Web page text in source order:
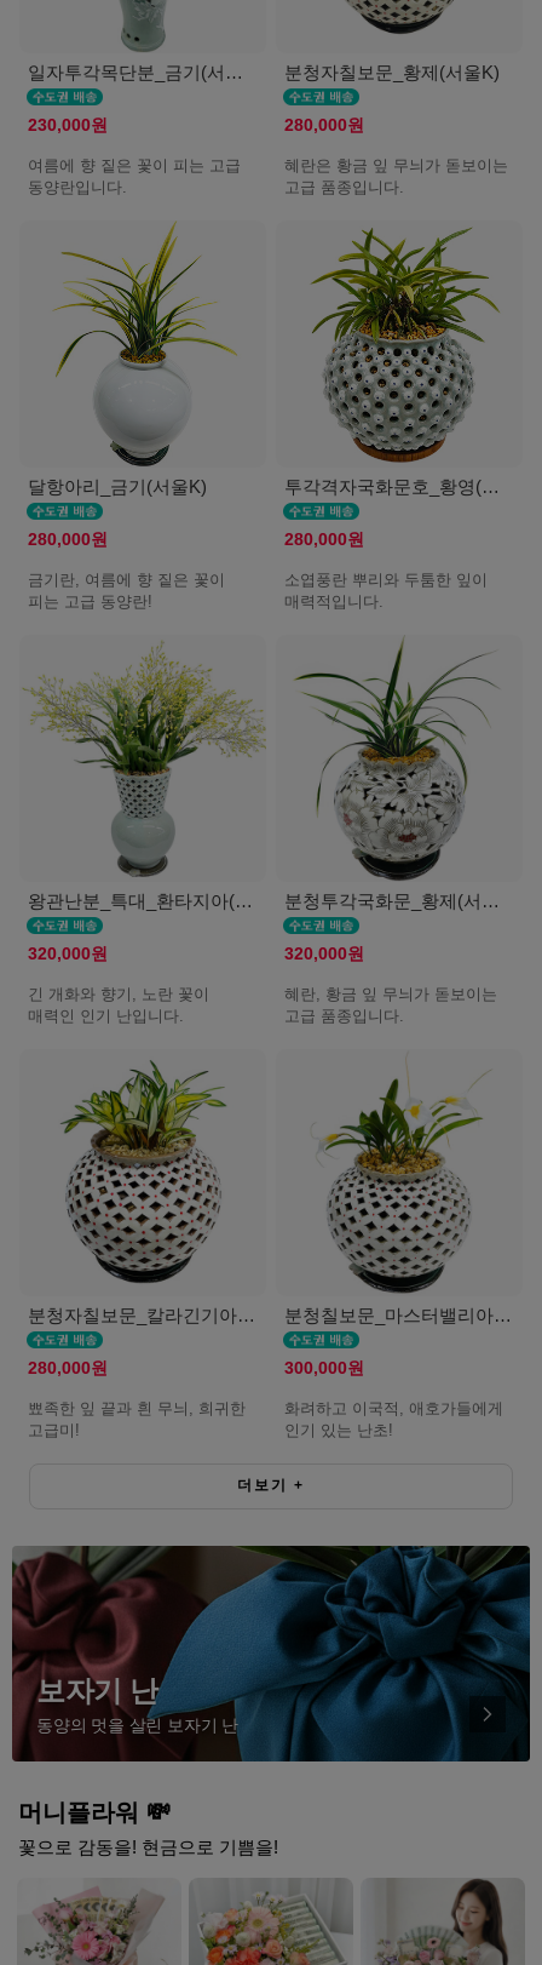
일자투각목단분_금기(서울K)
230,000원
여름에 향 짙은 꽃이 피는 고급
동양란입니다.
분청자칠보문_황제(서울K)
280,000원
혜란은 황금 잎 무늬가 돋보이는
고급 품종입니다.
달항아리_금기(서울K)
280,000원
금기란, 여름에 향 짙은 꽃이
피는 고급 동양란!
투각격자국화문호_황영(서울K)
280,000원
소엽풍란 뿌리와 두툼한 잎이
매력적입니다.
왕관난분_특대_환타지아(서울K)
320,000원
긴 개화와 향기, 노란 꽃이
매력인 인기 난입니다.
분청투각국화문_황제(서울K)
320,000원
혜란, 황금 잎 무늬가 돋보이는
고급 품종입니다.
분청자칠보문_칼라긴기아난(서울K)
280,000원
뾰족한 잎 끝과 흰 무늬, 희귀한
고급미!
분청칠보문_마스터밸리아(서울K)
300,000원
화려하고 이국적, 애호가들에게
인기 있는 난초!
더보기 +
보자기 난
동양의 멋을 살린 보자기 난
머니플라워 💸
꽃으로 감동을! 현금으로 기쁨을!